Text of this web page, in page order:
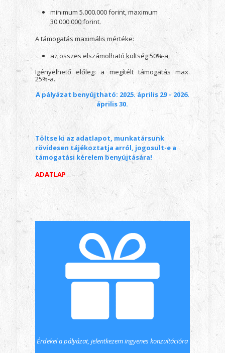
minimum 5.000.000 forint, maximum
30.000.000 forint.
A támogatás maximális mértéke:
az összes elszámolható költség 50%-a,
Igényelhető előleg: a megítélt támogatás max.
25%-a.
A pályázat benyújtható: 2025. április 29 – 2026.
április 30.
Töltse ki az adatlapot, munkatársunk
rövidesen tájékoztatja arról, jogosult-e a
támogatási kérelem benyújtására!
ADATLAP
Érdekel a pályázat, jelentkezem ingyenes konzultációra